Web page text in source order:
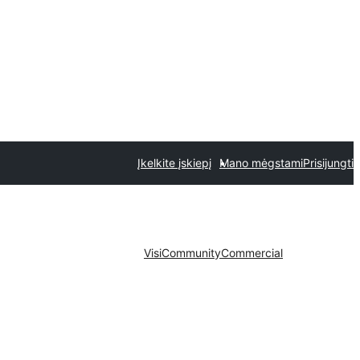
Įkelkite įskiepį Mano mėgstamiPrisijungti
VisiCommunityCommercial